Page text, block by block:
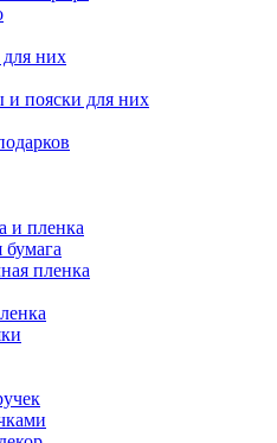
них
пояски для них
и пленка
бумага
пленка